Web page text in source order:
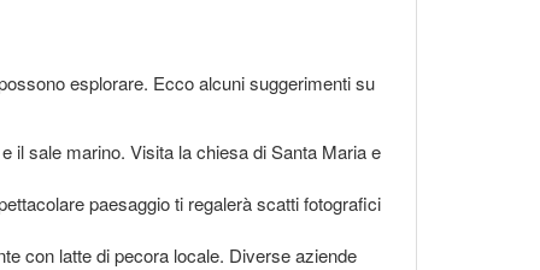
esplorare. Ecco alcuni suggerimenti su
il sale marino. Visita la chiesa di Santa Maria e
paesaggio ti regalerà scatti fotografici
con latte di pecora locale. Diverse aziende